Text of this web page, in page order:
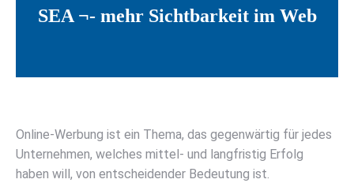
SEA ¬- mehr Sichtbarkeit im Web
Online-Werbung ist ein Thema, das gegenwärtig für jedes
Unternehmen, welches mittel- und langfristig Erfolg
haben will, von entscheidender Bedeutung ist.